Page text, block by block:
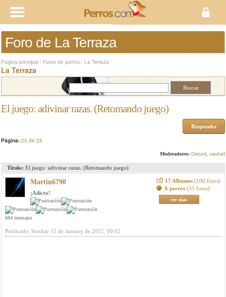
Foro de La Terraza
Página principal / Foros de perros / La Terraza
La Terraza
El juego: adivinar razas. (Retomando juego)
Responder
Página: 20 de 25
Moderadores: Damzel sandrarf
Titulo: El juego: adivinar razas. (Retomando juego)
Martin6790
¡Adicto!
684 mensajes
17 Albumes (100 fotos)
6 perros (35 fotos)
ver mas
Publicado: Sunday 15 de January de 2012, 00:02